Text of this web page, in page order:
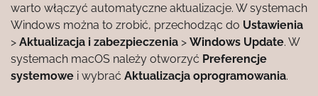
warto włączyć automatyczne aktualizacje. W systemach
Windows można to zrobić, przechodząc do Ustawienia
> Aktualizacja i zabezpieczenia > Windows Update. W
systemach macOS należy otworzyć Preferencje
systemowe i wybrać Aktualizacja oprogramowania.